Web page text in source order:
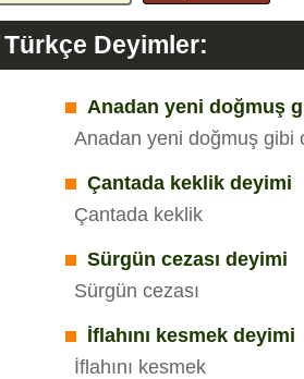
Deyimler:
Anadan yeni doğmuş
Anadan yeni doğmuş gibi
Çantada keklik deyimi
Çantada keklik
Sürgün cezası deyimi
Sürgün cezası
İflahını kesmek deyimi
İflahını kesmek